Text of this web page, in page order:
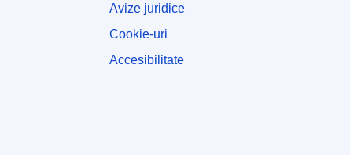
Avize juridice
Cookie-uri
Accesibilitate